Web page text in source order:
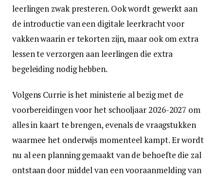
leerlingen zwak presteren. Ook wordt gewerkt aan
de introductie van een digitale leerkracht voor
vakken waarin er tekorten zijn, maar ook om extra
lessen te verzorgen aan leerlingen die extra
begeleiding nodig hebben.
Volgens Currie is het ministerie al bezig met de
voorbereidingen voor het schooljaar 2026-2027 om
alles in kaart te brengen, evenals de vraagstukken
waarmee het onderwijs momenteel kampt. Er wordt
nu al een planning gemaakt van de behoefte die zal
ontstaan door middel van een vooraanmelding van